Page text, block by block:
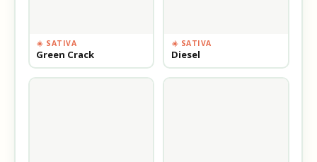
☀️ SATIVA
Green Crack
☀️ SATIVA
Diesel